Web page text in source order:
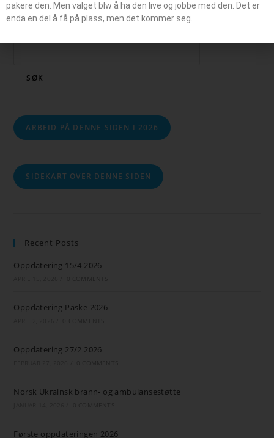
SØK
ARBEID PÅ DENNE SIDEN I 2026
SIDEKART OVER DENNE SIDEN
Recent Posts
Oppdatering 15/4 2026
Oppdatering Påske 2026
Oppdatering 27/2 2026
Norsk Ukrainsk brann- og ambulansestøtte
Første oppdateringen 2026
pakere den. Men valget blw å ha den live og jobbe med den. Det er
enda en del å få på plass, men det kommer seg.